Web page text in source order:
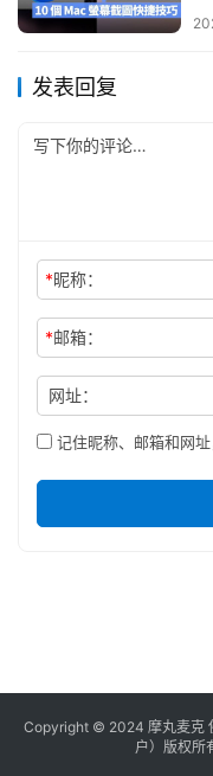
发表回复
*昵称：
*邮箱：
网址：
记住昵称、邮箱和网
Copyright © 2024 摩丸麦克
户）版权所